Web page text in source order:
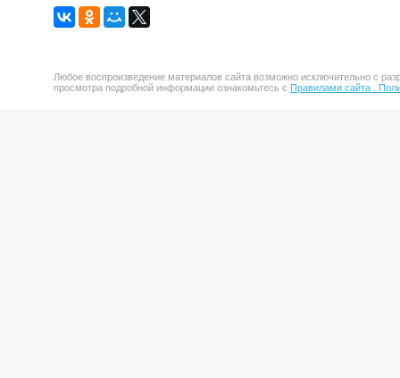
Любое воспроизведение материалов сайта возможно исключительно с
просмотра подробной информации ознакомьтесь с Правилами сайта .